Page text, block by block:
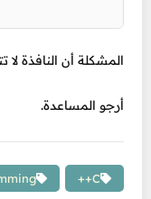
المشكلة أن النافذة
أرجو المساعدة.
C++